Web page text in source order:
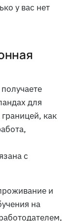
у вас нет
для
как
с
и
на